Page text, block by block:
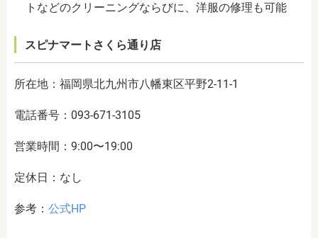
トなどのクリーニングならびに、洋服の修理も可能
スピナマートさくら通り店
所在地：福岡県北九州市八幡東区平野2-11-1
電話番号：093-671-3105
営業時間：9:00〜19:00
定休日：なし
参考： 公式HP